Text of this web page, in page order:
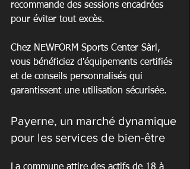
recommande des sessions encadrées
pour éviter tout excès.
Chez NEWFORM Sports Center Sàrl,
vous bénéficiez d'équipements certifiés
et de conseils personnalisés qui
garantissent une utilisation sécurisée.
Payerne, un marché dynamique
pour les services de bien-être